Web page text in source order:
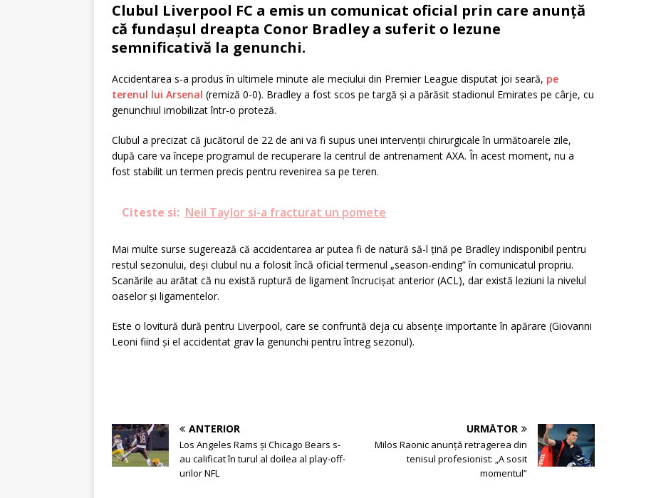
Clubul Liverpool FC a emis un comunicat oficial prin care anunță
că fundașul dreapta Conor Bradley a suferit o lezune
semnificativă la genunchi.
Accidentarea s-a produs în ultimele minute ale meciului din Premier League disputat joi seară, pe
terenul lui Arsenal (remiză 0-0). Bradley a fost scos pe targă și a părăsit stadionul Emirates pe cârje, cu
genunchiul imobilizat într-o proteză.
Clubul a precizat că jucătorul de 22 de ani va fi supus unei intervenții chirurgicale în următoarele zile,
după care va începe programul de recuperare la centrul de antrenament AXA. În acest moment, nu a
fost stabilit un termen precis pentru revenirea sa pe teren.
Citeste si: Neil Taylor si-a fracturat un pomete
Mai multe surse sugerează că accidentarea ar putea fi de natură să-l țină pe Bradley indisponibil pentru
restul sezonului, deși clubul nu a folosit încă oficial termenul „season-ending” în comunicatul propriu.
Scanările au arătat că nu există ruptură de ligament încrucișat anterior (ACL), dar există leziuni la nivelul
oaselor și ligamentelor.
Este o lovitură dură pentru Liverpool, care se confruntă deja cu absențe importante în apărare (Giovanni
Leoni fiind și el accidentat grav la genunchi pentru întreg sezonul).
ANTERIOR
Los Angeles Rams și Chicago Bears s-
au calificat în turul al doilea al play-off-
urilor NFL
URMĂTOR
Milos Raonic anunță retragerea din
tenisul profesionist: „A sosit
momentul”